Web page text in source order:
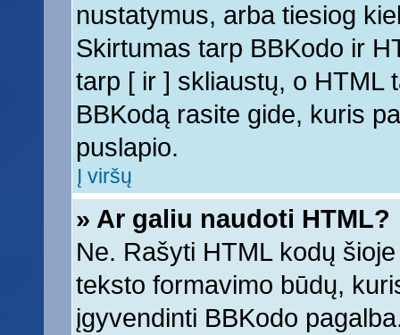
nustatymus, arba tiesiog
Skirtumas tarp BBKodo ir
tarp [ ir ] skliaustų, o HTML
BBKodą rasite gide, kuris
puslapio.
Į viršų
» Ar galiu naudoti HTML?
Ne. Rašyti HTML kodų
teksto formavimo būdų,
įgyvendinti BBKodo